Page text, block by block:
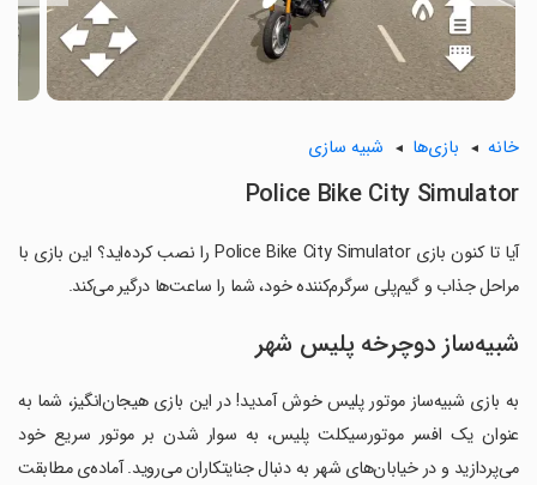
خانه بازی‌ها شبیه سازی
Police Bike City Simulator
آیا تا کنون بازی Police Bike City Simulator را نصب کرده‌اید؟ این بازی با
مراحل جذاب و گیم‌پلی سرگرم‌کننده خود، شما را ساعت‌ها درگیر می‌کند.
شبیه‌ساز دوچرخه پلیس شهر
به بازی شبیه‌ساز موتور پلیس خوش آمدید! در این بازی هیجان‌انگیز، شما به
عنوان یک افسر موتورسیکلت پلیس، به سوار شدن بر موتور سریع خود
می‌پردازید و در خیابان‌های شهر به دنبال جنایتکاران می‌روید. آماده‌ی مطابقت